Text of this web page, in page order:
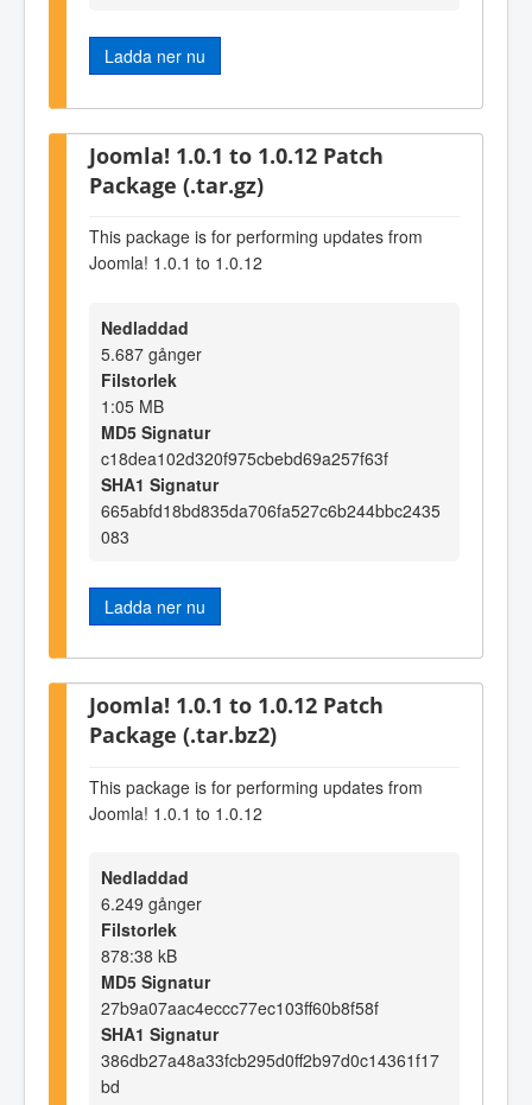
Ladda ner nu
Joomla! 1.0.1 to 1.0.12 Patch
Package (.tar.gz)
This package is for performing updates from
Joomla! 1.0.1 to 1.0.12
Nedladdad
5.687 gånger
Filstorlek
1:05 MB
MD5 Signatur
c18dea102d320f975cbebd69a257f63f
SHA1 Signatur
665abfd18bd835da706fa527c6b244bbc2435
083
Ladda ner nu
Joomla! 1.0.1 to 1.0.12 Patch
Package (.tar.bz2)
This package is for performing updates from
Joomla! 1.0.1 to 1.0.12
Nedladdad
6.249 gånger
Filstorlek
878:38 kB
MD5 Signatur
27b9a07aac4eccc77ec103ff60b8f58f
SHA1 Signatur
386db27a48a33fcb295d0ff2b97d0c14361f17
bd